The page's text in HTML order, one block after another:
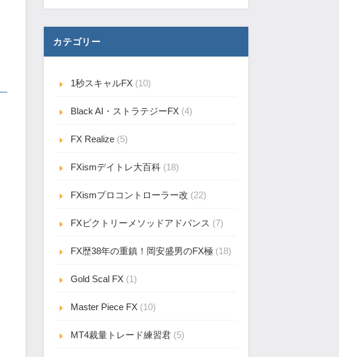
カテゴリー
1秒スキャルFX (10)
Black AI・ストラテジーFX (4)
FX Realize (5)
FXismデイトレ大百科 (18)
FXismプロコントローラー改 (22)
FXビクトリーメソッドアドバンス (7)
FX歴38年の重鎮！岡安盛男のFX極 (18)
Gold Scal FX (1)
Master Piece FX (10)
MT4裁量トレード練習君 (5)